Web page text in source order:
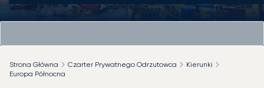
Strona Główna Czarter Prywatnego Odrzutowca
Kierunki
Europa Północna